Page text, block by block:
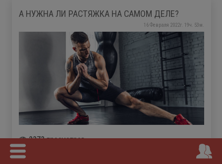
А НУЖНА ЛИ РАСТЯЖКА НА САМОМ ДЕЛЕ?
16 Февраля 2022г. 19ч. 53м.
2373просмотров
Разбор целесообразности применения упражнений на